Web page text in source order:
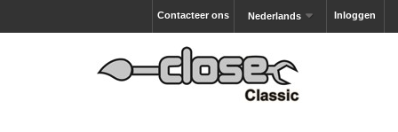
Inloggen
Nederlands
Contacteer ons